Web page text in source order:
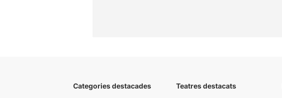
Categories destacades Teatres destacats